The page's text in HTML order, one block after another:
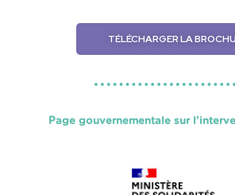
TÉLÉCHARGER LA
Page gouvernementale sur